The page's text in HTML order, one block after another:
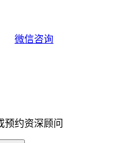
微信咨询
预约资深顾问